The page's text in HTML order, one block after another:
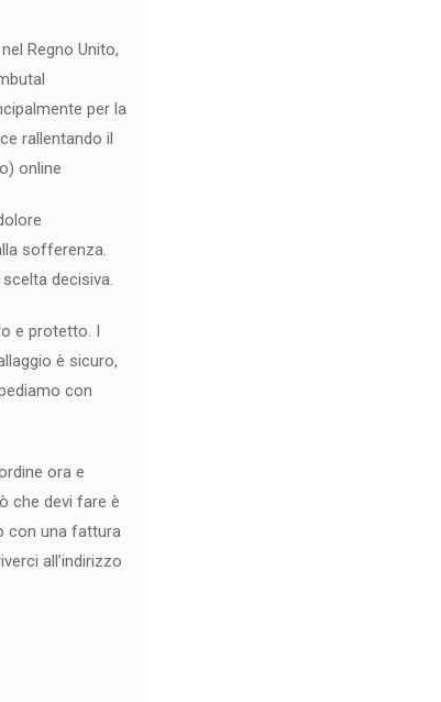
Regno Unito,
per la
rallentando il
online
sofferenza.
decisiva.
e protetto. I
è sicuro,
con
ora e
che devi fare è
con una fattura
all’indirizzo